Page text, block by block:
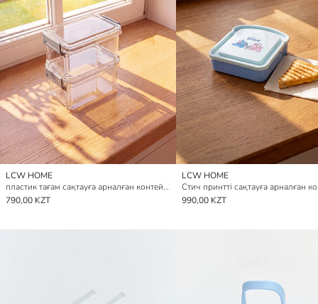
LCW HOME
пластик тағам сақтауға арналған контейнер жиынтығы 2 данадан тұратын
790,00 KZT
LCW HOME
990,00 KZT